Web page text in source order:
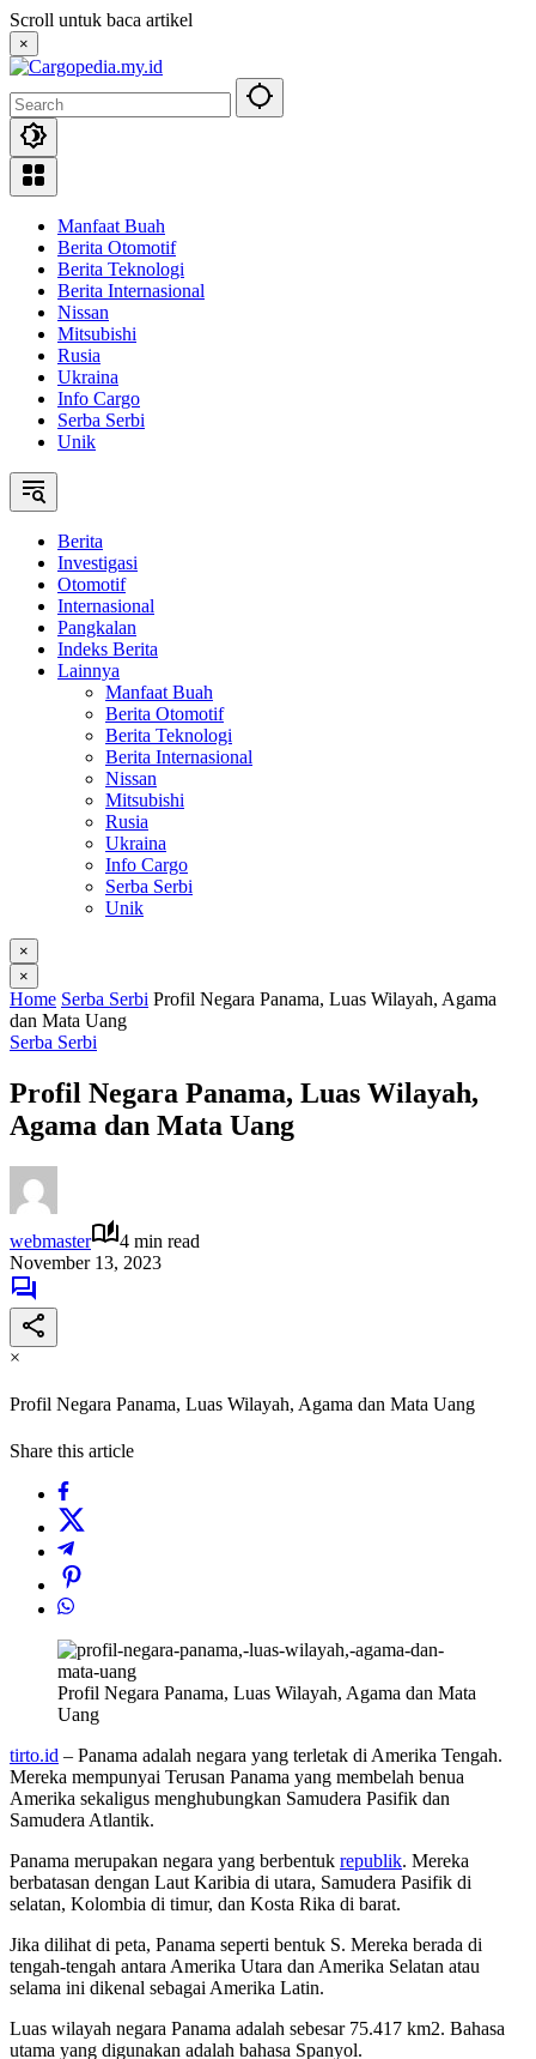
Skip
to
content
Scroll untuk baca artikel
×
Manfaat Buah
Berita Otomotif
Berita Teknologi
Berita Internasional
Nissan
Mitsubishi
Rusia
Ukraina
Info Cargo
Serba Serbi
Unik
Berita
Investigasi
Otomotif
Internasional
Pangkalan
Indeks Berita
Lainnya
Manfaat Buah
Berita Otomotif
Berita Teknologi
Berita Internasional
Nissan
Mitsubishi
Rusia
Ukraina
Info Cargo
Serba Serbi
Unik
×
×
Home Serba Serbi Profil Negara Panama, Luas Wilayah, Agama
dan Mata Uang
Serba Serbi
Profil Negara Panama, Luas Wilayah,
Agama dan Mata Uang
webmaster
4 min read
November 13, 2023
×
Profil Negara Panama, Luas Wilayah, Agama dan Mata Uang
Share this article
Profil Negara Panama, Luas Wilayah, Agama dan Mata
Uang
tirto.id – Panama adalah negara yang terletak di Amerika Tengah.
Mereka mempunyai Terusan Panama yang membelah benua
Amerika sekaligus menghubungkan Samudera Pasifik dan
Samudera Atlantik.
Panama merupakan negara yang berbentuk republik. Mereka
berbatasan dengan Laut Karibia di utara, Samudera Pasifik di
selatan, Kolombia di timur, dan Kosta Rika di barat.
Jika dilihat di peta, Panama seperti bentuk S. Mereka berada di
tengah-tengah antara Amerika Utara dan Amerika Selatan atau
selama ini dikenal sebagai Amerika Latin.
Luas wilayah negara Panama adalah sebesar 75.417 km2. Bahasa
utama yang digunakan adalah bahasa Spanyol.